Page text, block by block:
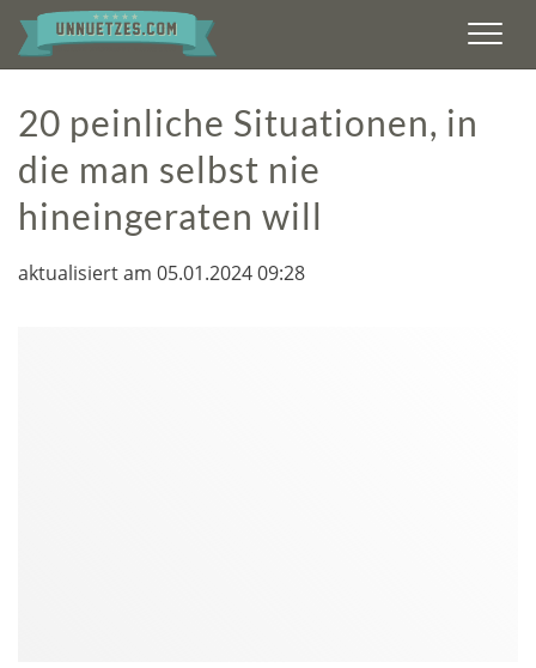
20 peinliche Situationen, in
die man selbst nie
hineingeraten will
aktualisiert am 05.01.2024 09:28